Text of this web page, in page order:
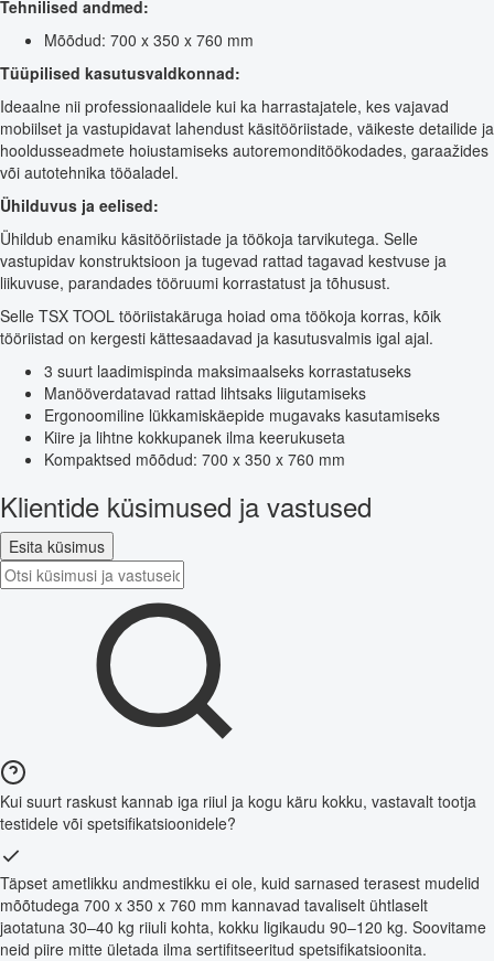
Tehnilised andmed:
Mõõdud: 700 x 350 x 760 mm
Tüüpilised kasutusvaldkonnad:
Ideaalne nii professionaalidele kui ka harrastajatele, kes vajavad
mobiilset ja vastupidavat lahendust käsitööriistade, väikeste detailide ja
hooldusseadmete hoiustamiseks autoremonditöökodades, garaažides
või autotehnika tööaladel.
Ühilduvus ja eelised:
Ühildub enamiku käsitööriistade ja töökoja tarvikutega. Selle
vastupidav konstruktsioon ja tugevad rattad tagavad kestvuse ja
liikuvuse, parandades tööruumi korrastatust ja tõhusust.
Selle TSX TOOL tööriistakäruga hoiad oma töökoja korras, kõik
tööriistad on kergesti kättesaadavad ja kasutusvalmis igal ajal.
3 suurt laadimispinda maksimaalseks korrastatuseks
Manööverdatavad rattad lihtsaks liigutamiseks
Ergonoomiline lükkamiskäepide mugavaks kasutamiseks
Kiire ja lihtne kokkupanek ilma keerukuseta
Kompaktsed mõõdud: 700 x 350 x 760 mm
Klientide küsimused ja vastused
Esita küsimus
Kui suurt raskust kannab iga riiul ja kogu käru kokku, vastavalt tootja
testidele või spetsifikatsioonidele?
Täpset ametlikku andmestikku ei ole, kuid sarnased terasest mudelid
mõõtudega 700 x 350 x 760 mm kannavad tavaliselt ühtlaselt
jaotatuna 30–40 kg riiuli kohta, kokku ligikaudu 90–120 kg. Soovitame
neid piire mitte ületada ilma sertifitseeritud spetsifikatsioonita.